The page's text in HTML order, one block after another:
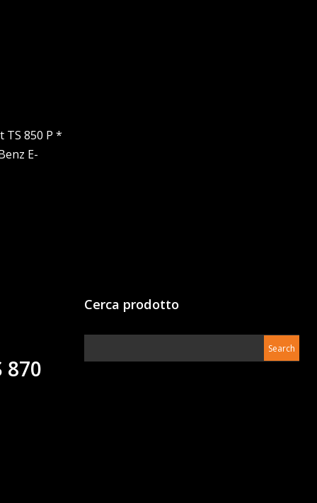
TS 850 P *
E-
870
Cerca prodotto